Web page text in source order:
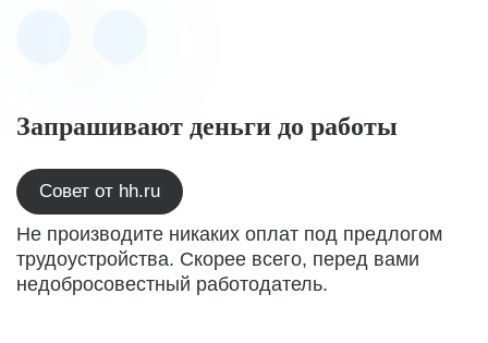
Запрашивают деньги до работы
Совет от hh.ru
Не производите никаких оплат под предлогом
трудоустройства. Скорее всего, перед вами
недобросовестный работодатель.